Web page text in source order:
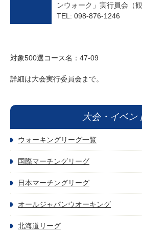
ンウォーク」実行員会（
TEL: 098‐876-1246
対象500選コース名：47-09
詳細は大会実行委員会まで。
大会・イベン
ウォーキングリーグ一覧
国際マーチングリーグ
日本マーチングリーグ
オールジャパンウオーキング
北海道リーグ